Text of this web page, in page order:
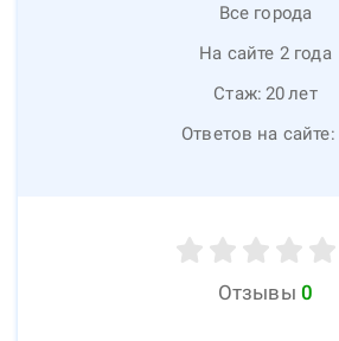
Все города
На сайте 2 года
Стаж: 20лет
Ответов на сайте:
Отзывы 0